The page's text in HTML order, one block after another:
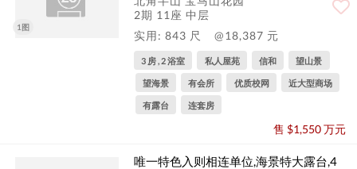
1图
2期 11座 中层
实用: 843 尺
@18,387 元
3 房 , 2 浴室 私人屋苑 信和 望山景
望海景 有会所 优质校网 近大型商场
有露台 连套房
售 $1,550 万元
唯一特色入则相连单位,海景特大露台,4